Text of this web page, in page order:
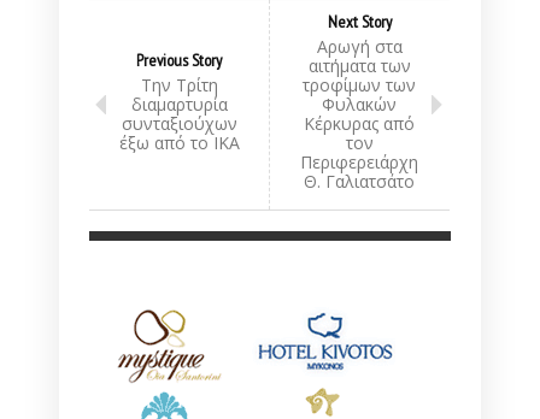
Previous Story
Την Τρίτη
διαμαρτυρία
συνταξιούχων
έξω από το ΙΚΑ
Next Story
Αρωγή στα
αιτήματα των
τροφίμων των
Φυλακών
Κέρκυρας από
τον
Περιφερειάρχη
Θ. Γαλιατσάτο